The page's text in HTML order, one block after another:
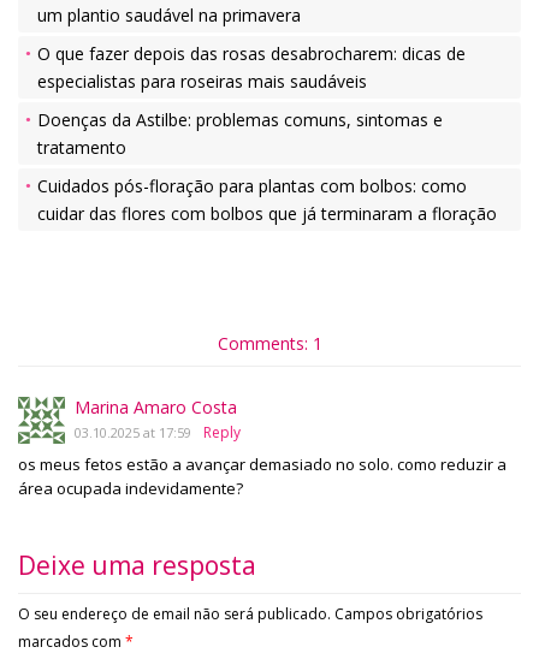
um plantio saudável na primavera
O que fazer depois das rosas desabrocharem: dicas de
especialistas para roseiras mais saudáveis
Doenças da Astilbe: problemas comuns, sintomas e
tratamento
Cuidados pós-floração para plantas com bolbos: como
cuidar das flores com bolbos que já terminaram a floração
Comments: 1
Marina Amaro Costa
03.10.2025 at 17:59 Reply
os meus fetos estão a avançar demasiado no solo. como reduzir a
área ocupada indevidamente?
Deixe uma resposta
O seu endereço de email não será publicado. Campos obrigatórios
marcados com *